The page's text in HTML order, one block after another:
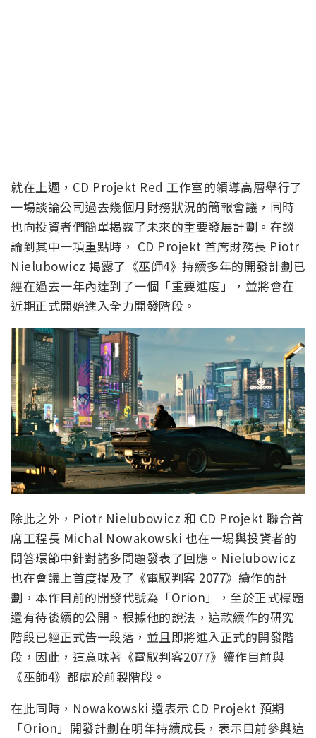
就在上週，CD Projekt Red 工作室的領導高層舉行了
一場談論公司過去幾個月財務狀況的簡報會議，同時
也向投資者們簡單揭露了未來的重要發展計劃。在談
論到其中一項重點時， CD Projekt 首席財務長 Piotr
Nielubowicz 揭露了《巫師4》持續多年的開發計劃已
經在過去一年內達到了一個「重要進度」，並將會在
近期正式開始進入全力開發階段。
除此之外，Piotr Nielubowicz 和 CD Projekt 聯合首
席工程長 Michal Nowakowski 也在一場與投資者的
問答環節中針對諸多問題發表了回應。Nielubowicz
也在會議上首度提及了《電馭判客 2077》續作的計
劃，本作目前的開發代號為「Orion」，至於正式標題
還有待後續的公開。根據他的說法，這款續作的研究
階段已經正式告一段落，並且即將進入正式的開發階
段，因此，這意味著《電馭判客2077》續作目前與
《巫師4》都處於前製階段。
在此同時，Nowakowski 還表示 CD Projekt 預期
「Orion」開發計劃在明年持續成長，表示目前參與這